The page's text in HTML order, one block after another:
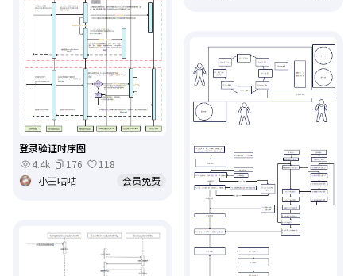
登录验证时序图
4.4k
176
118
小王咕咕
会员免费